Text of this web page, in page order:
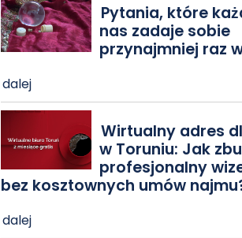
Pytania, które
nas zadaje sobie
przynajmniej raz
dalej
Wirtualny adres
w Toruniu: Jak
profesjonalny
bez kosztownych umów
dalej